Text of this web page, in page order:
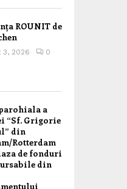
ROUNIT de
3, 2026 0
a
“Sf. Grigorie
din
Rotterdam
de fonduri
din